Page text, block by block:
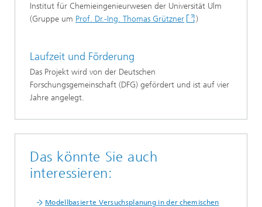
Institut für Chemieingenieurwesen der Universität Ulm
(Gruppe um Prof. Dr.-Ing. Thomas Grützner )
Laufzeit und Förderung
Das Projekt wird von der Deutschen
Forschungsgemeinschaft (DFG) gefördert und ist auf vier
Jahre angelegt.
Das könnte Sie auch
interessieren:
Modellbasierte Versuchsplanung in der chemischen